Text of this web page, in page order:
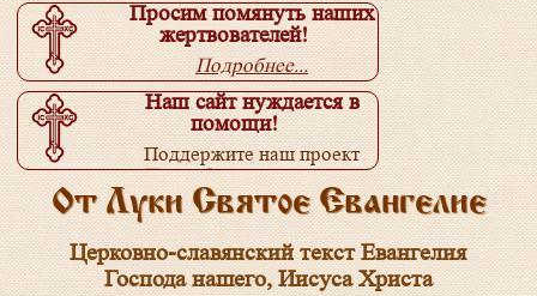
Просим помянуть наших
жертвователей!
Подробнее...
Наш сайт нуждается в
помощи!
Поддержите наш проект
Подробнее...
От Луки Святое Евангелие
Церковно-славянский текст Евангелия
Господа нашего, Иисуса Христа